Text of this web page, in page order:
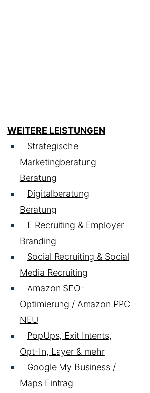
WEITERE LEISTUNGEN
Strategische
Marketingberatung
Beratung
Digitalberatung
Beratung
E Recruiting & Employer
Branding
Social Recruiting & Social
Media Recruiting
Amazon SEO-
Optimierung / Amazon PPC
NEU
PopUps, Exit Intents,
Opt-In, Layer & mehr
Google My Business /
Maps Eintrag